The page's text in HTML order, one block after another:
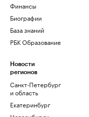
Финансы
Биографии
База знаний
РБК Образование
Новости
регионов
Санкт-Петербург
и область
Екатеринбург